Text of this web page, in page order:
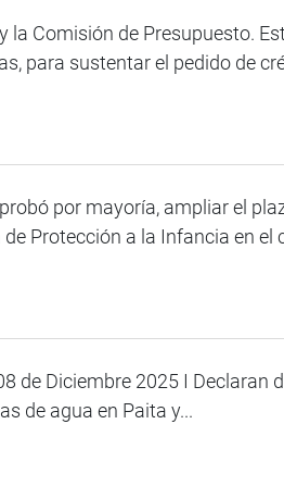
la Comisión de Presupuesto.
para sustentar el pedido de
por mayoría, ampliar el
Protección a la Infancia en el
de Diciembre 2025 I Declaran
de agua en Paita y...